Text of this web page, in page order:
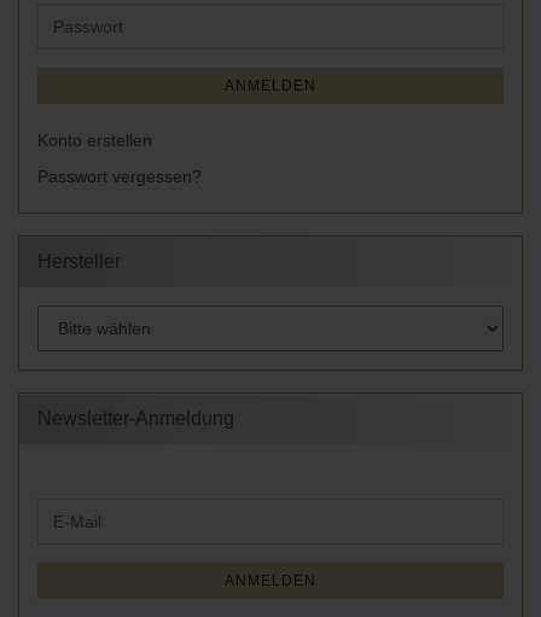
Passwort
ANMELDEN
Konto erstellen
Passwort vergessen?
Hersteller
Newsletter-Anmeldung
ZUR
E-
ANMELDEN